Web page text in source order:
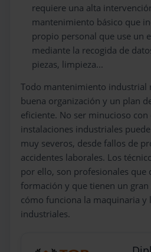
requiere una alta
mantenimiento básico que
propio personal que use un
mediante la recogida de
piezas, limpieza...
Todo mantenimiento industrial
buena organización y un plan
eficiente. No ser minucioso
instalaciones industriales
muy severos, desde fallos de
accidentes laborales. Los
por ello, son profesionales que
formación y que tienen un
cómo funciona la maquinaria y
industriales.